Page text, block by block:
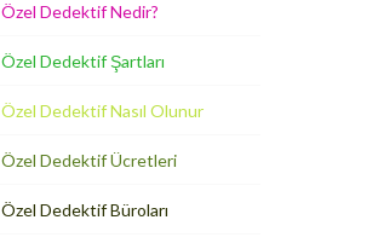
Özel Dedektif Nedir?
Özel Dedektif Şartları
Özel Dedektif Nasıl Olunur
Özel Dedektif Ücretleri
Özel Dedektif Büroları